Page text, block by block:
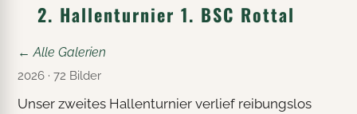
2. Hallenturnier 1. BSC Rottal
← Alle Galerien
2026 · 72 Bilder
Unser zweites Hallenturnier verlief reibungslos